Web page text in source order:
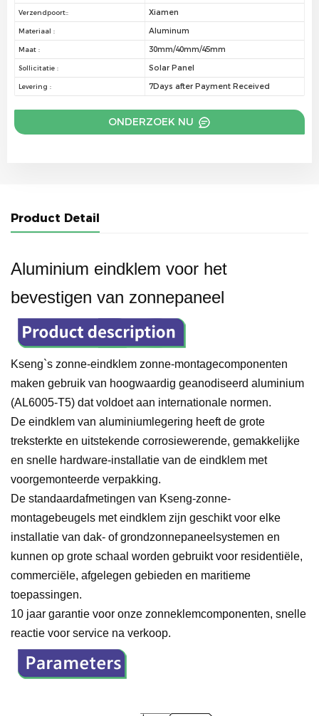
Verzendpoort:: Xiamen
Materiaal : Aluminum
Maat : 30mm/40mm/45mm
Sollicitatie : Solar Panel
Levering : 7Days after Payment Received
ONDERZOEK NU
Product Detail
Aluminium eindklem voor het
bevestigen van zonnepaneel
Kseng`s zonne-eindklem zonne-montagecomponenten
maken gebruik van hoogwaardig geanodiseerd aluminium
(AL6005-T5) dat voldoet aan internationale normen.
De eindklem van aluminiumlegering heeft de grote
treksterkte en uitstekende corrosiewerende, gemakkelijke
en snelle hardware-installatie van de eindklem met
voorgemonteerde verpakking.
De standaardafmetingen van Kseng-zonne-
montagebeugels met eindklem zijn geschikt voor elke
installatie van dak- of grondzonnepaneelsystemen en
kunnen op grote schaal worden gebruikt voor residentiële,
commerciële, afgelegen gebieden en maritieme
toepassingen.
10 jaar garantie voor onze zonneklemcomponenten, snelle
reactie voor service na verkoop.